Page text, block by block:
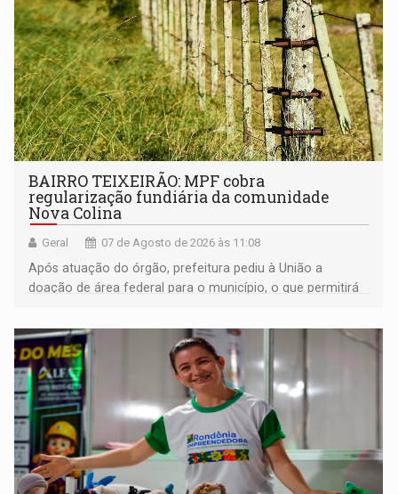
BAIRRO TEIXEIRÃO: MPF cobra
regularização fundiária da comunidade
Nova Colina
Geral 07 de Agosto de 2026 às 11:08
Após atuação do órgão, prefeitura pediu à União a
doação de área federal para o município, o que permitirá